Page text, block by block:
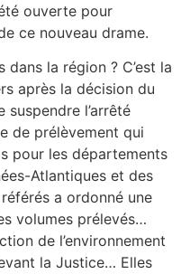
ouverte pour
ce nouveau drame.
la région ? C’est la
après la décision du
l’arrêté
de prélèvement qui
pour les départements
Atlantiques et des
a ordonné une
volumes prélevés…
de l’environnement
la Justice… Elles